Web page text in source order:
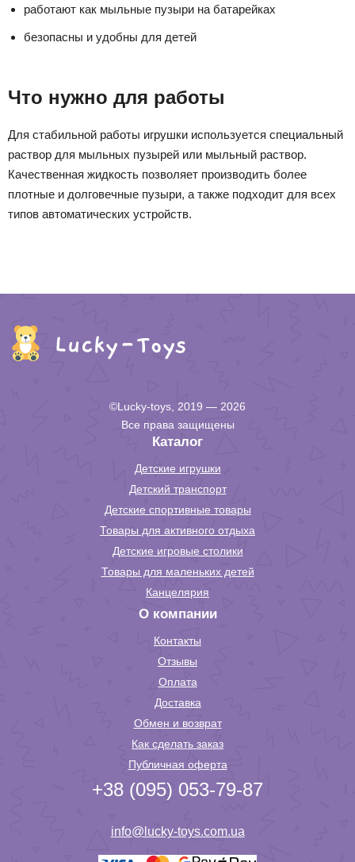
работают как мыльные пузыри на батарейках
безопасны и удобны для детей
Что нужно для работы
Для стабильной работы игрушки используется специальный
раствор для мыльных пузырей или мыльный раствор.
Качественная жидкость позволяет производить более
плотные и долговечные пузыри, а также подходит для всех
типов автоматических устройств.
©Lucky-toys, 2019 — 2026
Все права защищены
Каталог
Детские игрушки
Детский транспорт
Детские спортивные товары
Товары для активного отдыха
Детские игровые столики
Товары для маленьких детей
Канцелярия
О компании
Контакты
Отзывы
Оплата
Доставка
Обмен и возврат
Как сделать заказ
Публичная оферта
+38 (095) 053-79-87
info@lucky-toys.com.ua